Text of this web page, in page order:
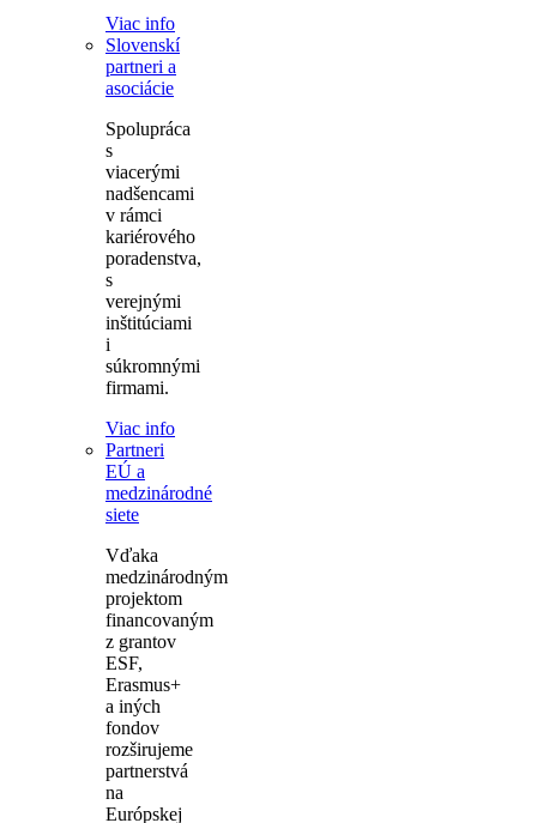
Viac info
Slovenskí
partneri a
asociácie
Spolupráca
s
viacerými
nadšencami
v rámci
kariérového
poradenstva,
s
verejnými
inštitúciami
i
súkromnými
firmami.
Viac info
Partneri
EÚ a
medzinárodné
siete
Vďaka
medzinárodným
projektom
financovaným
z grantov
ESF,
Erasmus+
a iných
fondov
rozširujeme
partnerstvá
na
Európskej